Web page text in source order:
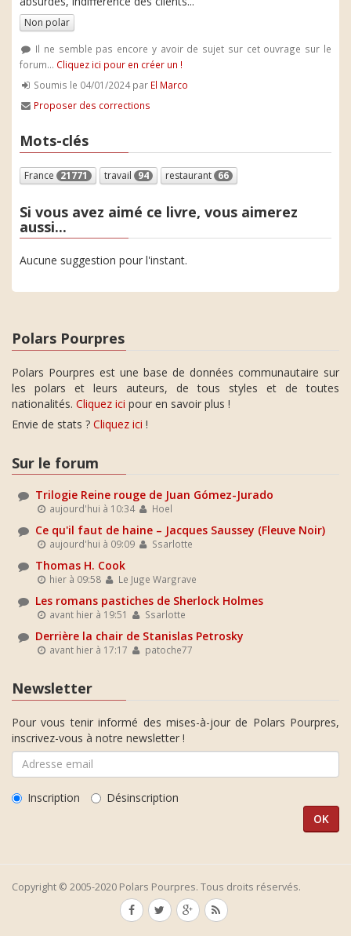
Non polar
Il ne semble pas encore y avoir de sujet sur cet ouvrage sur le
forum... Cliquez ici pour en créer un !
Soumis le 04/01/2024 par El Marco
Proposer des corrections
Mots-clés
France 21771 travail 94 restaurant 66
Si vous avez aimé ce livre, vous aimerez
aussi...
Aucune suggestion pour l'instant.
Polars Pourpres
Polars Pourpres est une base de données communautaire sur
les polars et leurs auteurs, de tous styles et de toutes
nationalités. Cliquez ici pour en savoir plus !
Envie de stats ? Cliquez ici !
Sur le forum
Trilogie Reine rouge de Juan Gómez-Jurado
aujourd'hui à 10:34 Hoel
Ce qu'il faut de haine – Jacques Saussey (Fleuve Noir)
aujourd'hui à 09:09 Ssarlotte
Thomas H. Cook
hier à 09:58 Le Juge Wargrave
Les romans pastiches de Sherlock Holmes
avant hier à 19:51 Ssarlotte
Derrière la chair de Stanislas Petrosky
avant hier à 17:17 patoche77
Newsletter
Pour vous tenir informé des mises-à-jour de Polars Pourpres,
inscrivez-vous à notre newsletter !
Inscription Désinscription
Copyright © 2005-2020 Polars Pourpres. Tous droits réservés.